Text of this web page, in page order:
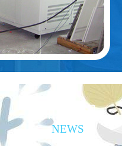
新闻资讯
NEWS